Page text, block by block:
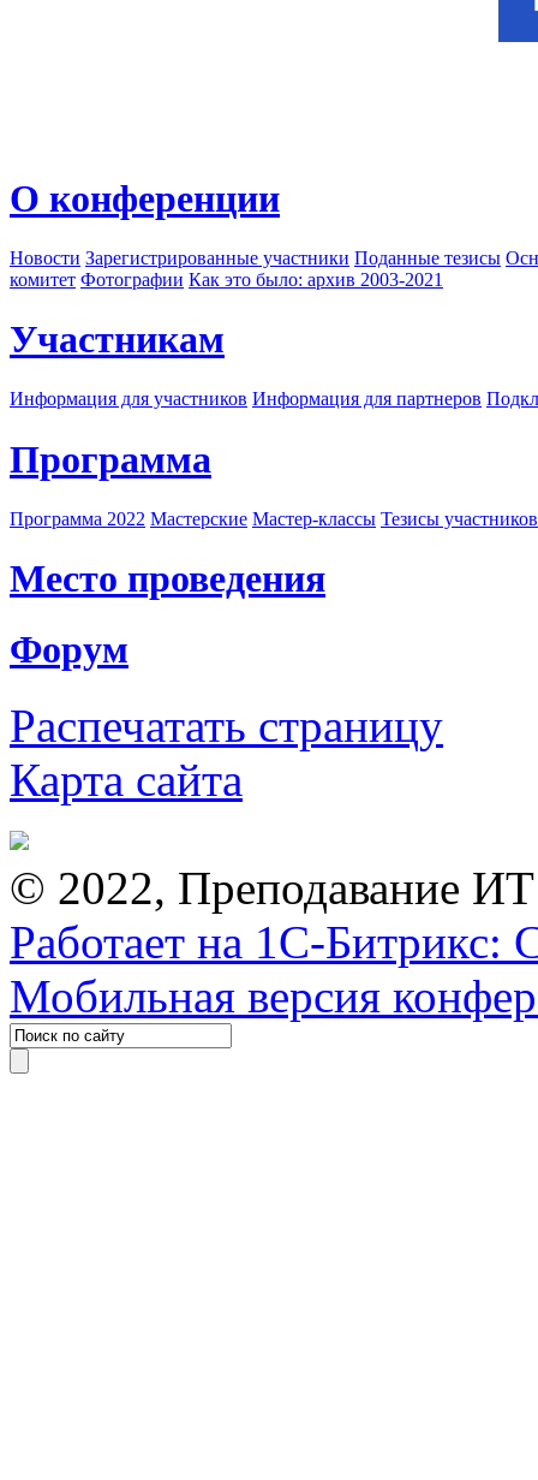
О конференции
Новости Зарегистрированные участники Поданные тезисы
комитет Фотографии Как это было: архив 2003-2021
Участникам
Информация для участников Информация для партнеров
Программа
Программа 2022 Мастерские Мастер-классы Тезисы
Место проведения
Форум
Распечатать страницу
Карта сайта
© 2022, Преподавание
Работает на 1С-Битрикс:
Мобильная версия